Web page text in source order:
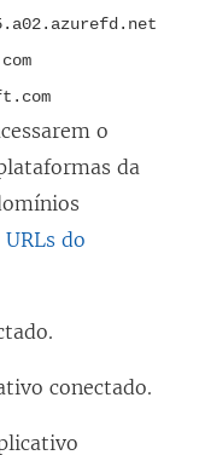
n
o
da
URLs do
conectado.